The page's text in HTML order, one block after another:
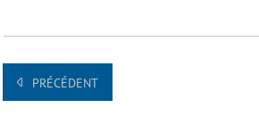
PRÉCÉDENT